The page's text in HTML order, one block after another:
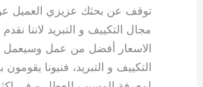
توقف عن بحثك عزيزي العميل
مجال التكييف و التبريد لاننا
الاسعار أفضل من عمل
التكييف و التبريد، فنيونا